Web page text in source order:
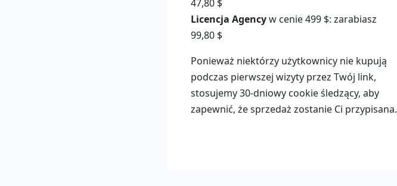
47,80 $
Licencja Agencyw cenie 499 $: zarabiasz
99,80 $
Ponieważ niektórzy użytkownicy nie kupują
podczas pierwszej wizyty przez Twój link,
stosujemy 30-dniowy cookie śledzący, aby
zapewnić, że sprzedaż zostanie Ci przypisana.